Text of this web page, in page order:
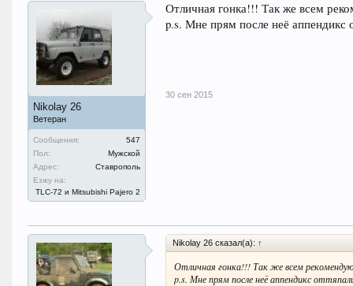
Nikolay 26
Ветеран
Сообщения:
547
Пол:
Мужской
Адрес:
Ставрополь
Езжу на:
TLC-72 и Mitsubishi Pajero 2
Отличная гонка!!! Так же всем
p.s. Мне прям после неё аппендикс
30 сен 2015
Nikolay 26 сказал(а): ↑
Отличная гонка!!! Так же всем
p.s. Мне прям после неё аппендикс